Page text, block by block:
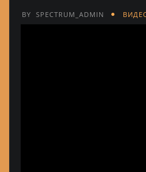
BY SPECTRUM_ADMIN